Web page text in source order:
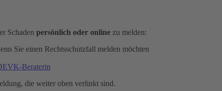
Schaden persönlich oder online zu melden:
Sie einen Rechtsschutzfall melden möchten
Beraterin
die weiter oben verlinkt sind.